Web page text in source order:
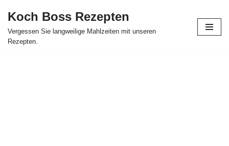
Skip
to
Koch Boss Rezepten
Vergessen Sie langweilige Mahlzeiten mit unseren
Rezepten.